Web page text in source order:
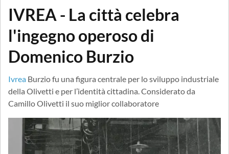
IVREA - La città celebra
l'ingegno operoso di
Domenico Burzio
Ivrea Burzio fu una figura centrale per lo sviluppo industriale
della Olivetti e per l’identità cittadina. Considerato da
Camillo Olivetti il suo miglior collaboratore